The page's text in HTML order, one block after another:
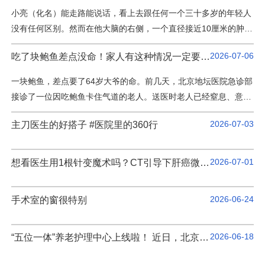
中文版
EN
登录
小亮（化名）能走路能说话，看上去跟任何一个三十多岁的年轻人
没有任何区别。然而在他大脑的右侧，一个直径接近10厘米的肿
瘤，已经悄悄占据了他颅腔内将近四分之一的容积。更让人捏一把
汗的是——肿瘤长到这么大，他几乎没什么感觉。患者家属回
下…
吃了块鲍鱼差点没命！家人有这种情况一定要注意——2026-07-06
一块鲍鱼，差点要了64岁大爷的命。前几天，北京地坛医院急诊部
接诊了一位因吃鲍鱼卡住气道的老人。送医时老人已经窒息、意识
丧失，情况万分凶险。好在抢救及时，医生迅速为老人气管插管取
出鲍鱼，老人最终转危为安，即将康复出院。一块鲍鱼，为何如此
呛一下。一次呛咳可能是预警，一块鲍鱼也能成为致命诱因。脑梗
主刀医生的好搭子 #医院里的360行 2026-07-03
想看医生用1根针变魔术吗？CT引导下肝癌微波消融术来咯！ 2026-07-01
手术室的窗很特别 2026-06-24
“五位一体”养老护理中心上线啦！ 近日，北京地坛医院顺义院区老年护理中心正式揭牌 2026-06-18